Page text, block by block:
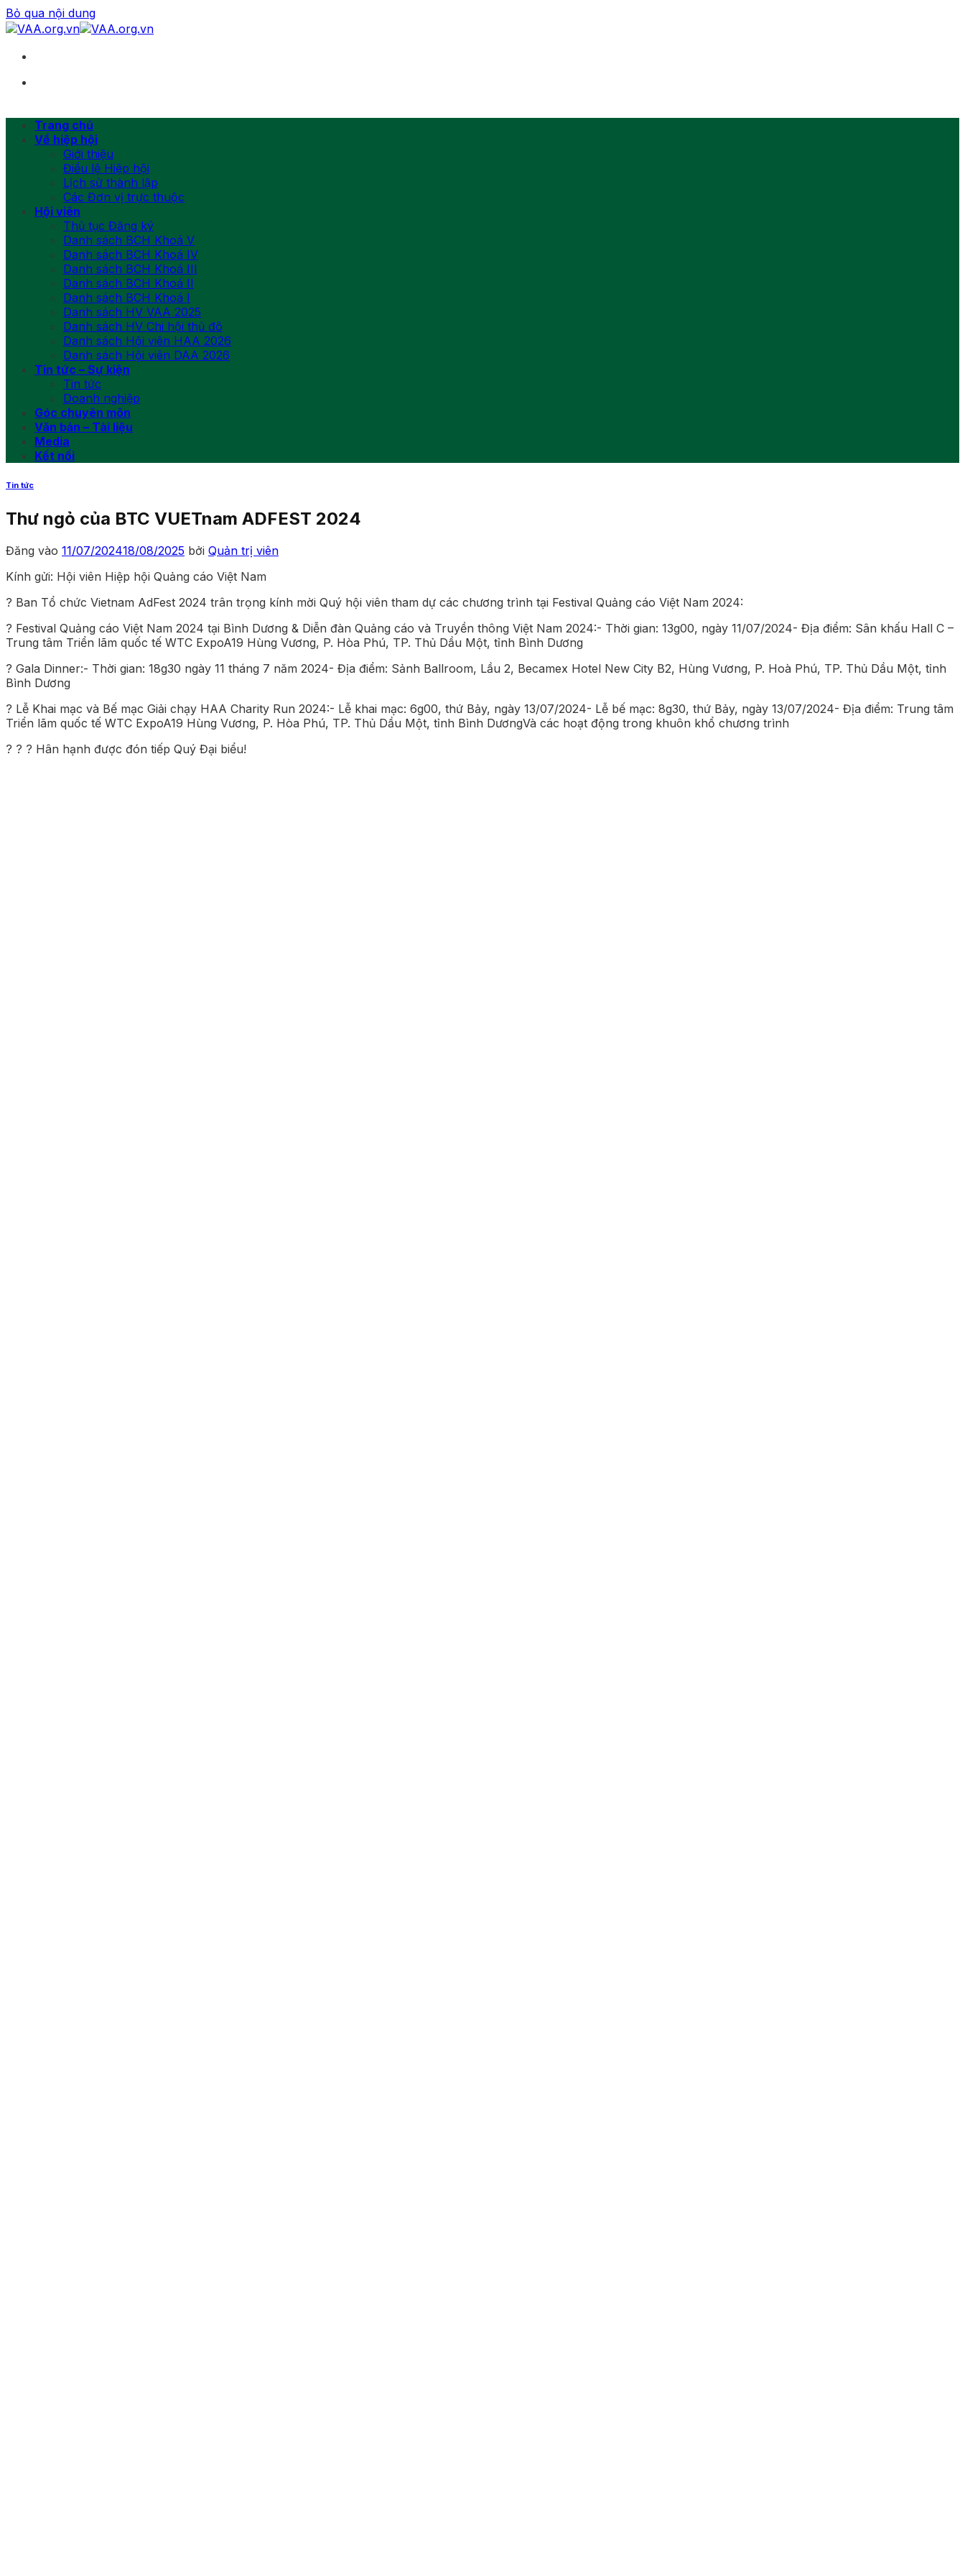
Bỏ qua nội dung
Trang chủ
Về hiệp hội
Giới thiệu
Điều lệ Hiệp hội
Lịch sử thành lập
Các Đơn vị trực thuộc
Hội viên
Thủ tục Đăng ký
Danh sách BCH Khoá V
Danh sách BCH Khoá IV
Danh sách BCH Khoá III
Danh sách BCH Khoá II
Danh sách BCH Khoá I
Danh sách HV VAA 2025
Danh sách HV Chi hội thủ đô
Danh sách Hội viên HAA 2026
Danh sách Hội viên DAA 2026
Tin tức – Sự kiện
Tin tức
Doanh nghiệp
Góc chuyên môn
Văn bản – Tài liệu
Media
Kết nối
Tin tức
Thư ngỏ của BTC VUETnam ADFEST 2024
Đăng vào 11/07/202418/08/2025 bởi Quản trị viên
Kính gửi: Hội viên Hiệp hội Quảng cáo Việt Nam
? Ban Tổ chức Vietnam AdFest 2024 trân trọng kính mời Quý hội viên tham dự các chương trình tại Festival Quảng cáo Việt Nam 2024:
? Festival Quảng cáo Việt Nam 2024 tại Bình Dương & Diễn đàn Quảng cáo và Truyền thông Việt Nam 2024:- Thời gian: 13g00, ngày 11/07/2024- Địa điểm: Sân khấu Hall C –
Trung tâm Triển lãm quốc tế WTC ExpoA19 Hùng Vương, P. Hòa Phú, TP. Thủ Dầu Một, tỉnh Bình Dương
? Gala Dinner:- Thời gian: 18g30 ngày 11 tháng 7 năm 2024- Địa điểm: Sảnh Ballroom, Lầu 2, Becamex Hotel New City B2, Hùng Vương, P. Hoà Phú, TP. Thủ Dầu Một, tỉnh
Bình Dương
? Lễ Khai mạc và Bế mạc Giải chạy HAA Charity Run 2024:- Lễ khai mạc: 6g00, thứ Bảy, ngày 13/07/2024- Lễ bế mạc: 8g30, thứ Bảy, ngày 13/07/2024- Địa điểm: Trung tâm
Triển lãm quốc tế WTC ExpoA19 Hùng Vương, P. Hòa Phú, TP. Thủ Dầu Một, tỉnh Bình DươngVà các hoạt động trong khuôn khổ chương trình
? ? ? Hân hạnh được đón tiếp Quý Đại biểu!